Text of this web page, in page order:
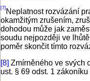
[7] Neplatnost rozvázání
okamžitým zrušením,
dohodou může jak
soudu nejpozději ve
poměr skončit tímto
[8] Zmírněného ve svých
ust. § 69 odst. 1 zákoníku